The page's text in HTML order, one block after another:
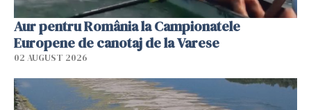
Aur pentru România la Campionatele
Europene de canotaj de la Varese
02 AUGUST 2026